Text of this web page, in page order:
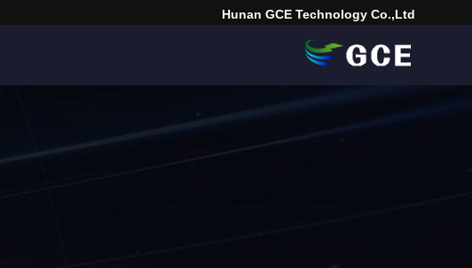
Hunan GCE Technology Co.,Ltd